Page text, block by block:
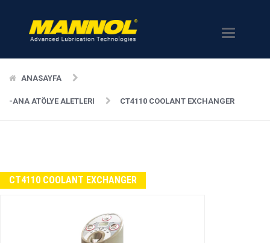
Menü
ANASAYFA
-ANA ATÖLYE ALETLERI CT4110 COOLANT EXCHANGER
CT4110 COOLANT EXCHANGER